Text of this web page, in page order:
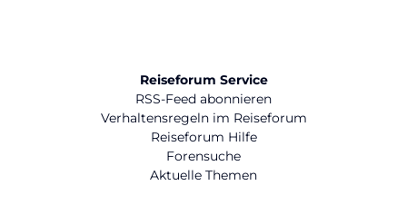
Reiseforum Service
RSS-Feed abonnieren
Verhaltensregeln im Reiseforum
Reiseforum Hilfe
Forensuche
Aktuelle Themen